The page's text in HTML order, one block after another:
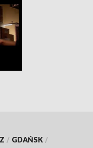
/ GDAŃSK /